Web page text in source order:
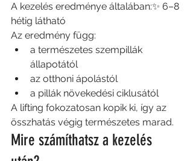
A kezelés eredménye általában:✨ 6–8
hétig látható
Az eredmény függ:
a természetes szempillák
állapotától
az otthoni ápolástól
a pillák növekedési ciklusától
A lifting fokozatosan kopik ki, így az
összhatás végig természetes marad.
Mire számíthatsz a kezelés